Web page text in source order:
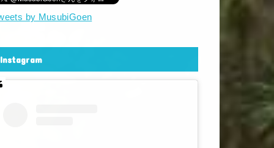
by MusubiGoen
Instagram